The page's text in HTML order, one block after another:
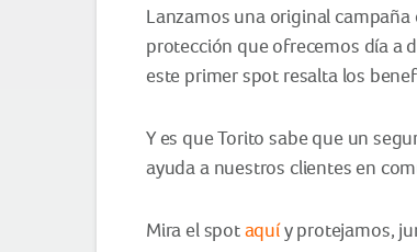
Lanzamos una original
protección que ofrecemos día a
este primer spot resalta los
Y es que Torito sabe que un
ayuda a nuestros clientes en
Mira el spot aquíy protejamos,